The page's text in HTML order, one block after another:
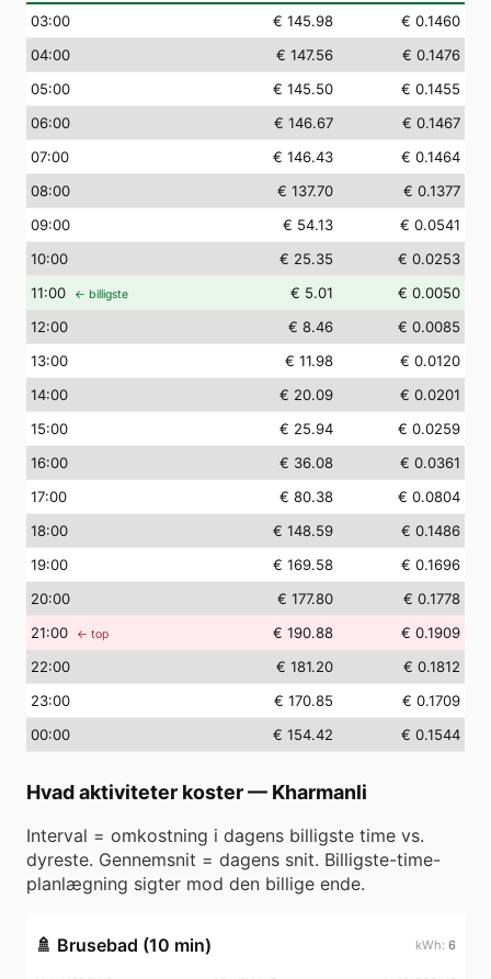
03:00 € 145.98
€ 0.1460
04:00 € 147.56
€ 0.1476
05:00 € 145.50
€ 0.1455
06:00 € 146.67
€ 0.1467
07:00 € 146.43
€ 0.1464
08:00 € 137.70
€ 0.1377
09:00 € 54.13
€ 0.0541
10:00 € 25.35
€ 0.0253
11:00 ← billigste € 5.01
€ 0.0050
12:00 € 8.46
€ 0.0085
13:00 € 11.98
€ 0.0120
14:00 € 20.09
€ 0.0201
15:00 € 25.94
€ 0.0259
16:00 € 36.08
€ 0.0361
17:00 € 80.38
€ 0.0804
18:00 € 148.59
€ 0.1486
19:00 € 169.58
€ 0.1696
20:00 € 177.80
€ 0.1778
21:00 ← top € 190.88
€ 0.1909
22:00 € 181.20
€ 0.1812
23:00 € 170.85
€ 0.1709
00:00 € 154.42 € 0.1544
Hvad aktiviteter koster— Kharmanli
Interval = omkostning i dagens billigste time vs.
dyreste. Gennemsnit = dagens snit. Billigste-time-
planlægning sigter mod den billige ende.
🚿 Brusebad (10 min) 6